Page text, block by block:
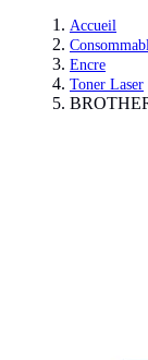
Accueil
Encre
Toner Laser